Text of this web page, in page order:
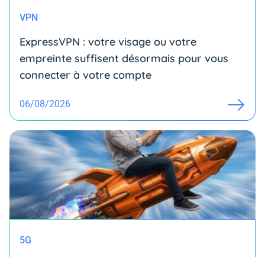
VPN
ExpressVPN : votre visage ou votre
empreinte suffisent désormais pour vous
connecter à votre compte
06/08/2026
5G